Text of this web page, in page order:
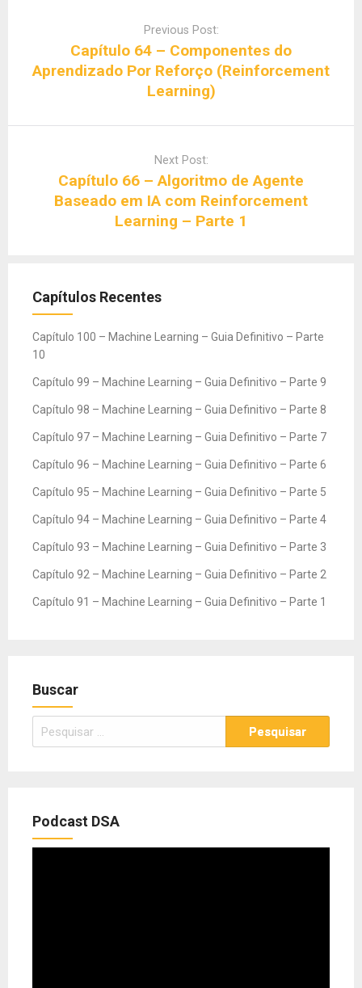
Previous Post:
Capítulo 64 – Componentes do
Aprendizado Por Reforço (Reinforcement
Learning)
Next Post:
Capítulo 66 – Algoritmo de Agente
Baseado em IA com Reinforcement
Learning – Parte 1
Capítulos Recentes
Capítulo 100 – Machine Learning – Guia Definitivo – Parte
10
Capítulo 99 – Machine Learning – Guia Definitivo – Parte 9
Capítulo 98 – Machine Learning – Guia Definitivo – Parte 8
Capítulo 97 – Machine Learning – Guia Definitivo – Parte 7
Capítulo 96 – Machine Learning – Guia Definitivo – Parte 6
Capítulo 95 – Machine Learning – Guia Definitivo – Parte 5
Capítulo 94 – Machine Learning – Guia Definitivo – Parte 4
Capítulo 93 – Machine Learning – Guia Definitivo – Parte 3
Capítulo 92 – Machine Learning – Guia Definitivo – Parte 2
Capítulo 91 – Machine Learning – Guia Definitivo – Parte 1
Buscar
Pesquisar
por:
Podcast DSA